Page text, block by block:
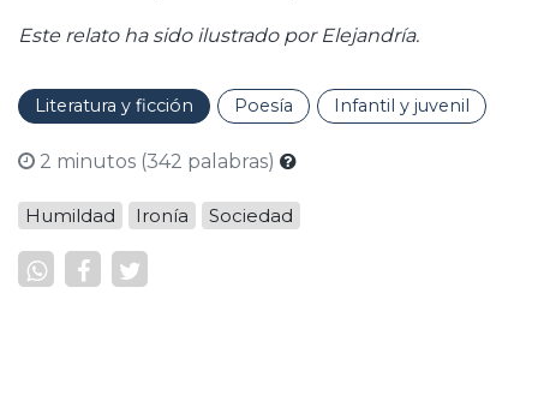
Este relato ha sido ilustrado por Elejandría.
Literatura y ficción Poesía Infantil y juvenil
2 minutos (342 palabras)
Humildad Ironía Sociedad